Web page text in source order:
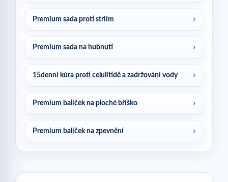
Premium sada proti striím
Premium sada na hubnutí
15denní kúra proti celulitidě a zadržování vody
Premium balíček na ploché bříško
Premium balíček na zpevnění